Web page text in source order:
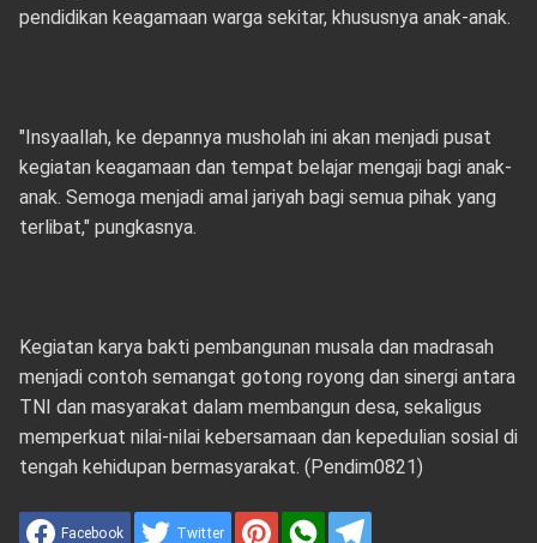
pendidikan keagamaan warga sekitar, khususnya anak-anak.
"Insyaallah, ke depannya musholah ini akan menjadi pusat
kegiatan keagamaan dan tempat belajar mengaji bagi anak-
anak. Semoga menjadi amal jariyah bagi semua pihak yang
terlibat," pungkasnya.
Kegiatan karya bakti pembangunan musala dan madrasah
menjadi contoh semangat gotong royong dan sinergi antara
TNI dan masyarakat dalam membangun desa, sekaligus
memperkuat nilai-nilai kebersamaan dan kepedulian sosial di
tengah kehidupan bermasyarakat. (Pendim0821)
Facebook Twitter